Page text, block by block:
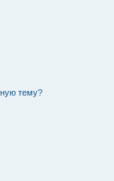
тему?